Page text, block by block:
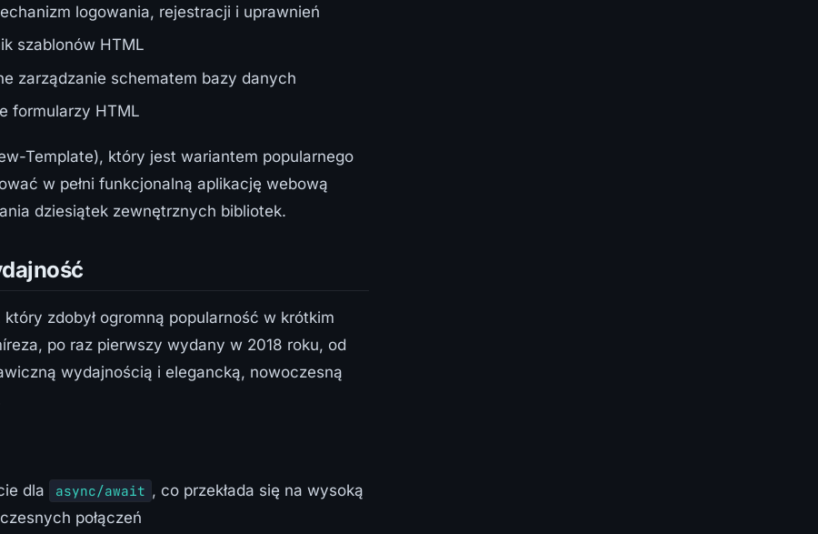
logowania, rejestracji i uprawnień
szablonów HTML
zarządzanie schematem bazy danych
formularzy HTML
Template), który jest wariantem popularnego
w pełni funkcjonalną aplikację webową
dziesiątek zewnętrznych bibliotek.
zdobył ogromną popularność w krótkim
po raz pierwszy wydany w 2018 roku, od
wydajnością i elegancką, nowoczesną
dla async/await , co przekłada się na wysoką
połączeń